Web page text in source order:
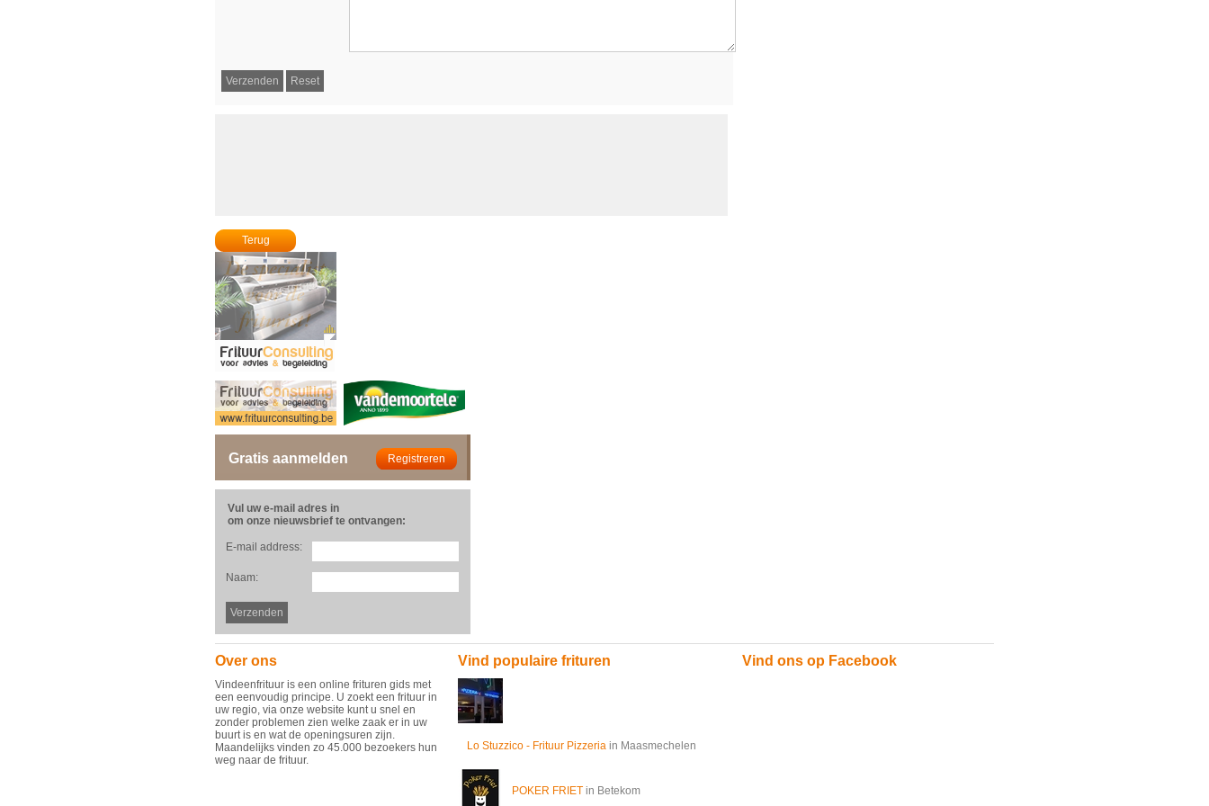
Terug
Gratis aanmelden
Vul uw e-mail adres in
om onze nieuwsbrief te ontvangen:
E-mail address:
Naam:
Over ons
Vindeenfrituur is een online frituren gids met
een eenvoudig principe. U zoekt een frituur in
uw regio, via onze website kunt u snel en
zonder problemen zien welke zaak er in uw
buurt is en wat de openingsuren zijn.
Maandelijks vinden zo 45.000 bezoekers hun
weg naar de frituur.
Vind populaire frituren
Lo Stuzzico - Frituur Pizzeria in Maasmechelen
POKER FRIET in Betekom
Vind ons op Facebook